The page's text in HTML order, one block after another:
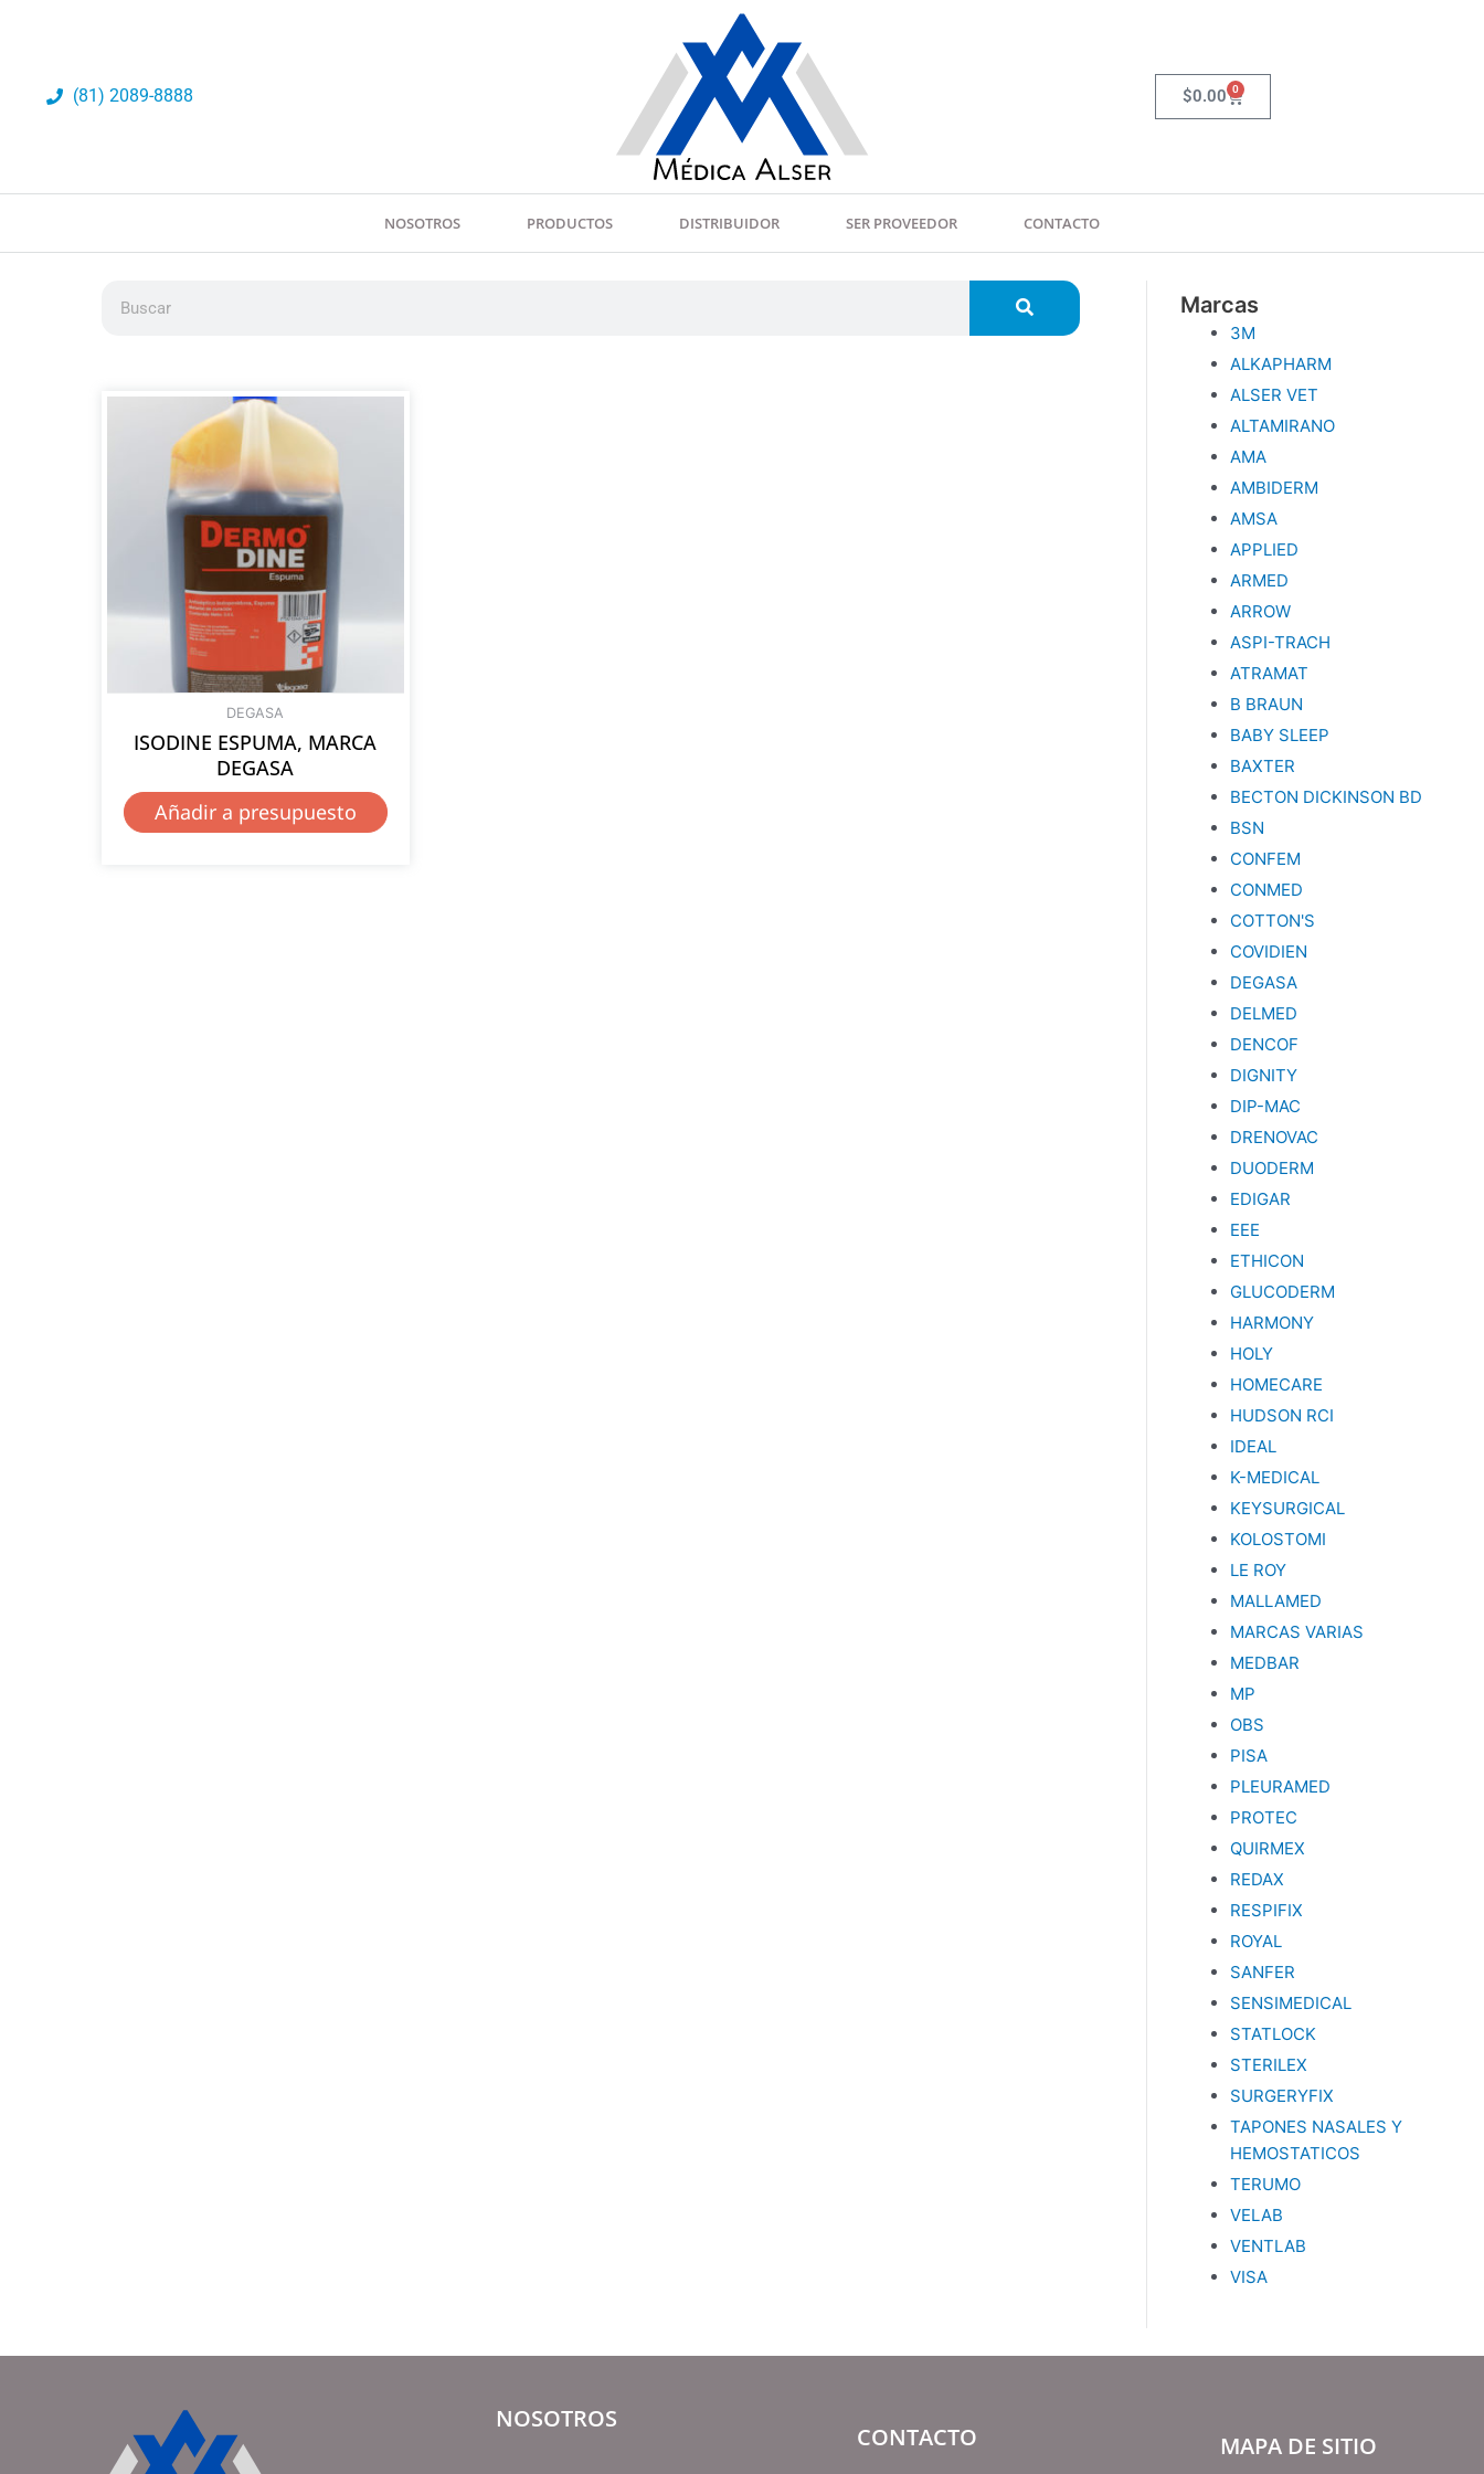
(81) 2089-8888
$0.00 0
Carrito
NOSOTROS PRODUCTOS DISTRIBUIDOR SER PROVEEDOR CONTACTO
DEGASA
ISODINE ESPUMA, MARCA
DEGASA
Añadir a presupuesto
Marcas
3M
ALKAPHARM
ALSER VET
ALTAMIRANO
AMA
AMBIDERM
AMSA
APPLIED
ARMED
ARROW
ASPI-TRACH
ATRAMAT
B BRAUN
BABY SLEEP
BAXTER
BECTON DICKINSON BD
BSN
CONFEM
CONMED
COTTON'S
COVIDIEN
DEGASA
DELMED
DENCOF
DIGNITY
DIP-MAC
DRENOVAC
DUODERM
EDIGAR
EEE
ETHICON
GLUCODERM
HARMONY
HOLY
HOMECARE
HUDSON RCI
IDEAL
K-MEDICAL
KEYSURGICAL
KOLOSTOMI
LE ROY
MALLAMED
MARCAS VARIAS
MEDBAR
MP
OBS
PISA
PLEURAMED
PROTEC
QUIRMEX
REDAX
RESPIFIX
ROYAL
SANFER
SENSIMEDICAL
STATLOCK
STERILEX
SURGERYFIX
TAPONES NASALES Y
HEMOSTATICOS
TERUMO
VELAB
VENTLAB
VISA
NOSOTROS
CONTACTO MAPA DE SITIO